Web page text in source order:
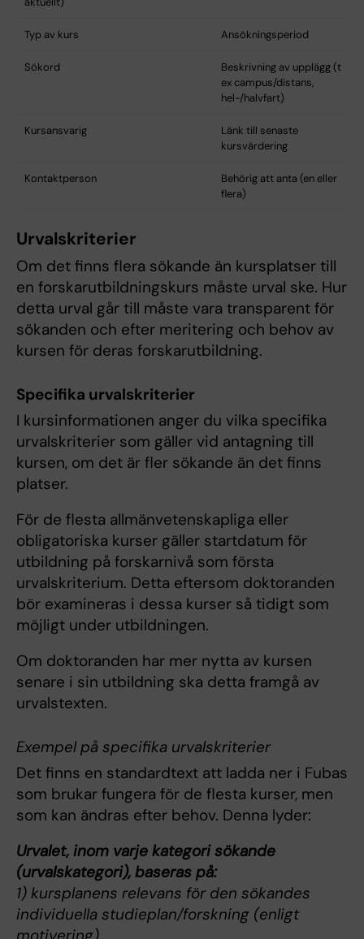
Typ av kurs Ansökningsperiod
Sökord
Beskrivning av upplägg (t
ex campus/distans,
hel-/halvfart)
Kursansvarig
Länk till senaste
kursvärdering
Kontaktperson
Behörig att anta (en eller
flera)
Urvalskriterier
Om det finns flera sökande än kursplatser till
en forskarutbildningskurs måste urval ske. Hur
detta urval går till måste vara transparent för
sökanden och efter meritering och behov av
kursen för deras forskarutbildning.
Specifika urvalskriterier
I kursinformationen anger du vilka specifika
urvalskriterier som gäller vid antagning till
kursen, om det är fler sökande än det finns
platser.
För de flesta allmänvetenskapliga eller
obligatoriska kurser gäller startdatum för
utbildning på forskarnivå som första
urvalskriterium. Detta eftersom doktoranden
bör examineras i dessa kurser så tidigt som
möjligt under utbildningen.
Om doktoranden har mer nytta av kursen
senare i sin utbildning ska detta framgå av
urvalstexten.
Exempel på specifika urvalskriterier
Det finns en standardtext att ladda ner i Fubas
som brukar fungera för de flesta kurser, men
som kan ändras efter behov. Denna lyder:
Urvalet, inom varje kategori sökande
(urvalskategori), baseras på:
1) kursplanens relevans för den sökandes
individuella studieplan/forskning (enligt